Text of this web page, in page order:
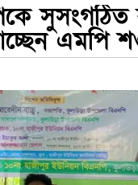
সুসংগঠিত
এমপি